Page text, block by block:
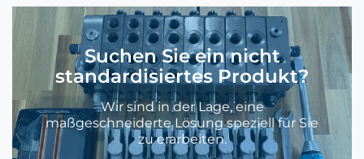
Suchen Sie ein nicht
standardisiertes Produkt?
Wir sind in der Lage, eine
maßgeschneiderte Lösung speziell für Sie
zu erarbeiten.